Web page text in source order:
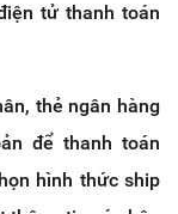
tử thanh toán
thẻ ngân hàng
để thanh toán
hình thức ship